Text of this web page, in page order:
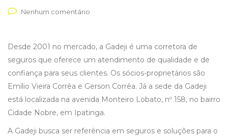
Nenhum comentário
Desde 2001 no mercado, a Gadeji é uma corretora de
seguros que oferece um atendimento de qualidade e de
confiança para seus clientes. Os sócios-proprietários são
Emílio Vieira Corrêa e Gerson Corrêa. Já a sede da Gadeji
está localizada na avenida Monteiro Lobato, nº 158, no bairro
Cidade Nobre, em Ipatinga.
A Gadeji busca ser referência em seguros e soluções para o